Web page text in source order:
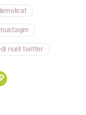
nuril twitter